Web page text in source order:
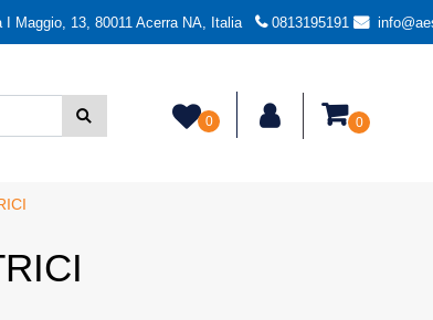
I Maggio, 13, 80011 Acerra NA, Italia 0813195191
0 0